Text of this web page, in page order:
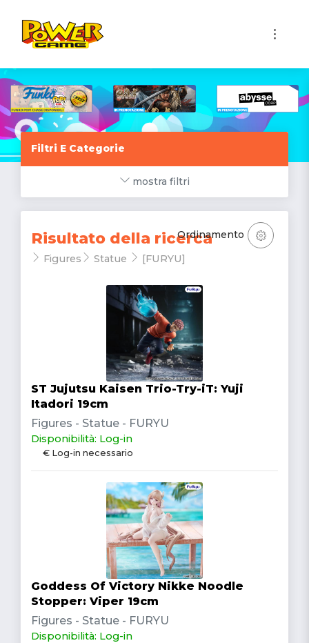
Filtri E Categorie
mostra filtri
Risultato della ricerca
Figures Statue [FURYU]
Ordinamento
ST Jujutsu Kaisen Trio-Try-iT: Yuji
Itadori 19cm
Figures - Statue - FURYU
Disponibilità: Log-in
€ Log-in necessario
Goddess Of Victory Nikke Noodle
Stopper: Viper 19cm
Figures - Statue - FURYU
Disponibilità: Log-in